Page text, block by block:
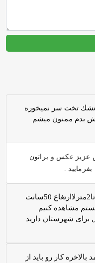
تخت سر نميخوره
بدم ممنون ميشم
عزیز عکس و براتون
.
میزتلویزیون 180تا2مترلاارتغاع 50سانت
مشاهده کنیم
برای شهرستان دارید
کار رو باید از